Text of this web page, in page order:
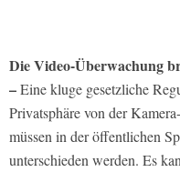
Die Video-Überwachung
–Eine kluge gesetzliche
Privatsphäre von der
müssen in der öffentlichen
unterschieden werden. Es